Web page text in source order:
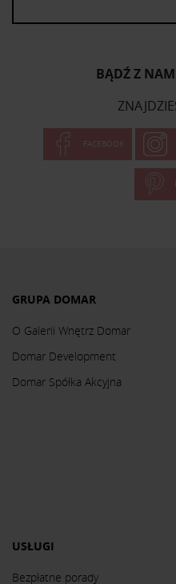
BĄDŹ Z
FACEBOOK
GRUPA DOMAR
O Galerii Wnętrz Domar
Domar Development
Domar Spółka Akcyjna
USŁUGI
Bezpłatne porady